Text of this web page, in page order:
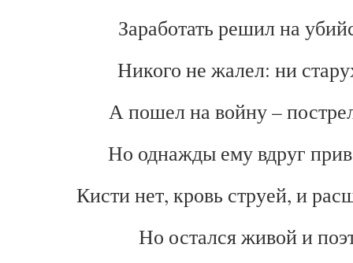
Заработать решил на
Никого не жалел: ни
А пошел на войну –
Но однажды ему вдруг
Кисти нет, кровь струей, и
Но остался живой и